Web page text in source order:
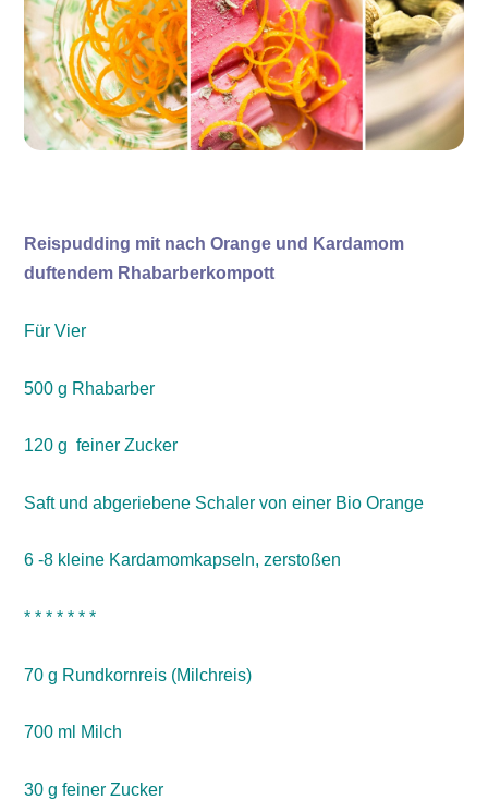
Reispudding mit nach Orange und Kardamom
duftendem Rhabarberkompott
Für Vier
500 g Rhabarber
120 g feiner Zucker
Saft und abgeriebene Schaler von einer Bio Orange
6 -8 kleine Kardamomkapseln, zerstoßen
* * * * * * *
70 g Rundkornreis (Milchreis)
700 ml Milch
30 g feiner Zucker